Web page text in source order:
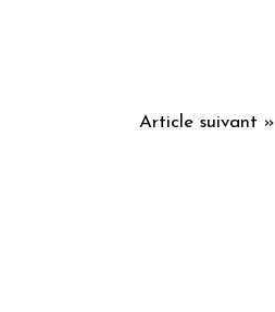
Article suivant »